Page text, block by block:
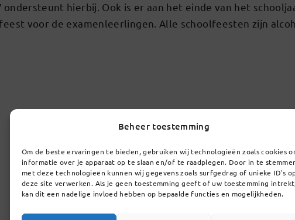
Beheer toestemming
Om de beste ervaringen te bieden, gebruiken wij technologieën zoals cookies
informatie over je apparaat op te slaan en/of te raadplegen. Door in te
met deze technologieën kunnen wij gegevens zoals surfgedrag of unieke ID's
deze site verwerken. Als je geen toestemming geeft of uw toestemming
kan dit een nadelige invloed hebben op bepaalde functies en mogelijkheden.
ondersteunt hierbij. Ook is er aan het einde van het
voor de examenleerlingen. Alle schoolfeesten zijn